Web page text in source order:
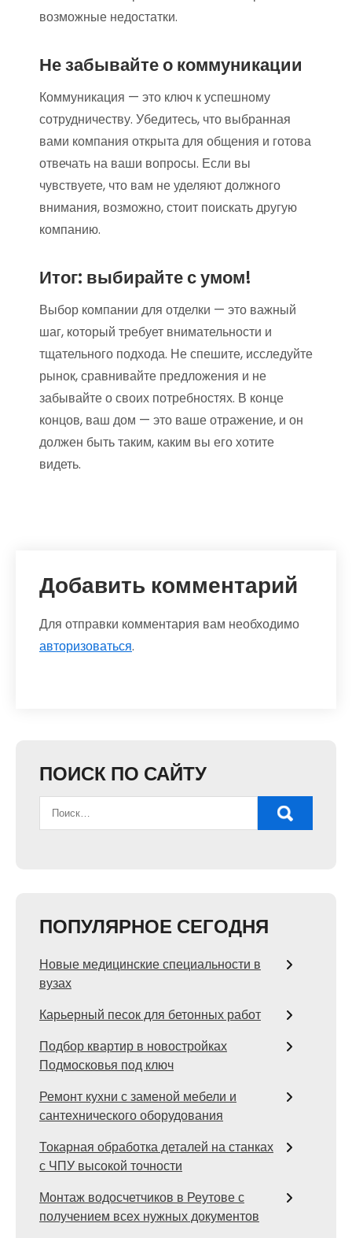
возможные недостатки.
Не забывайте о коммуникации
Коммуникация — это ключ к успешному
сотрудничеству. Убедитесь, что выбранная
вами компания открыта для общения и готова
отвечать на ваши вопросы. Если вы
чувствуете, что вам не уделяют должного
внимания, возможно, стоит поискать другую
компанию.
Итог: выбирайте с умом!
Выбор компании для отделки — это важный
шаг, который требует внимательности и
тщательного подхода. Не спешите, исследуйте
рынок, сравнивайте предложения и не
забывайте о своих потребностях. В конце
концов, ваш дом — это ваше отражение, и он
должен быть таким, каким вы его хотите
видеть.
Добавить комментарий
Для отправки комментария вам необходимо
авторизоваться.
ПОИСК ПО САЙТУ
ПОПУЛЯРНОЕ СЕГОДНЯ
Новые медицинские специальности в
вузах
Карьерный песок для бетонных работ
Подбор квартир в новостройках
Подмосковья под ключ
Ремонт кухни с заменой мебели и
сантехнического оборудования
Токарная обработка деталей на станках
с ЧПУ высокой точности
Монтаж водосчетчиков в Реутове с
получением всех нужных документов